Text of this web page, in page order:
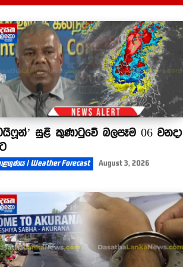
සුළි කුණාටුවේ බලපෑම 06 වනදා
| Weather Forecast August 3, 2026